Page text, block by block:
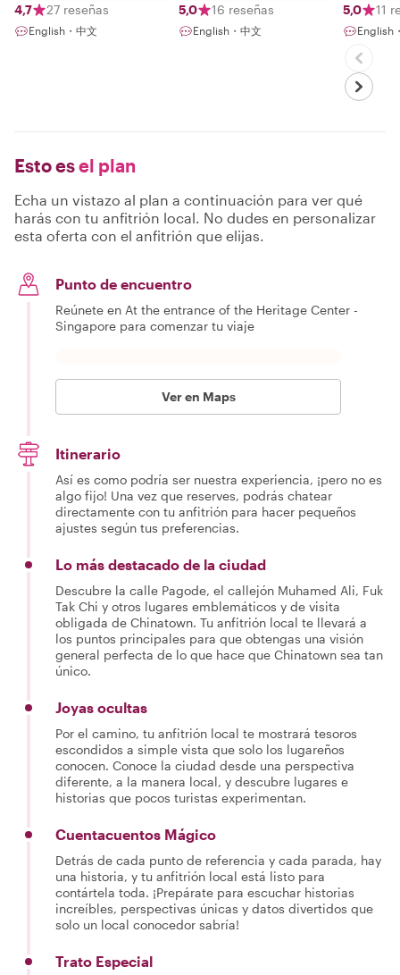
4,7
27 reseñas
English・中文
5,0 16 reseñas
English・中文
5,0 11
English
Esto esel plan
Echa un vistazo al plan a continuación para ver qué
harás con tu anfitrión local. No dudes en personalizar
esta oferta con el anfitrión que elijas.
Punto de encuentro
Reúnete en At the entrance of the Heritage Center -
Singapore para comenzar tu viaje
Ver en Maps
Itinerario
Así es como podría ser nuestra experiencia, ¡pero no es
algo fijo! Una vez que reserves, podrás chatear
directamente con tu anfitrión para hacer pequeños
ajustes según tus preferencias.
Lo más destacado de la ciudad
Descubre la calle Pagode, el callejón Muhamed Ali, Fuk
Tak Chi y otros lugares emblemáticos y de visita
obligada de Chinatown. Tu anfitrión local te llevará a
los puntos principales para que obtengas una visión
general perfecta de lo que hace que Chinatown sea tan
único.
Joyas ocultas
Por el camino, tu anfitrión local te mostrará tesoros
escondidos a simple vista que solo los lugareños
conocen. Conoce la ciudad desde una perspectiva
diferente, a la manera local, y descubre lugares e
historias que pocos turistas experimentan.
Cuentacuentos Mágico
Detrás de cada punto de referencia y cada parada, hay
una historia, y tu anfitrión local está listo para
contártela toda. ¡Prepárate para escuchar historias
increíbles, perspectivas únicas y datos divertidos que
solo un local conocedor sabría!
Trato Especial